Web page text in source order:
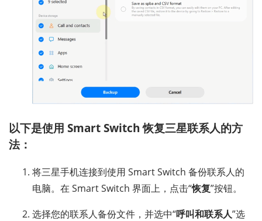
以下是使用 Smart Switch 恢复三星联系人的方
法：
将三星手机连接到使用 Smart Switch 备份联系人的
电脑。在 Smart Switch 界面上，点击“恢复”按钮。
选择您的联系人备份文件，并选中“呼叫和联系人”选